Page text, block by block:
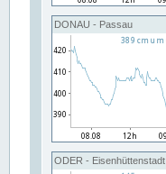
DONAU - Passau
ODER - Eisenhüttenstadt